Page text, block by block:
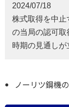
2024/07/18
株式取得を中止
の当局の認可
時期の見通しが
ノーリツ鋼機